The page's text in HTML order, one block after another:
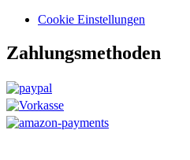
Cookie Einstellungen
Zahlungsmethoden